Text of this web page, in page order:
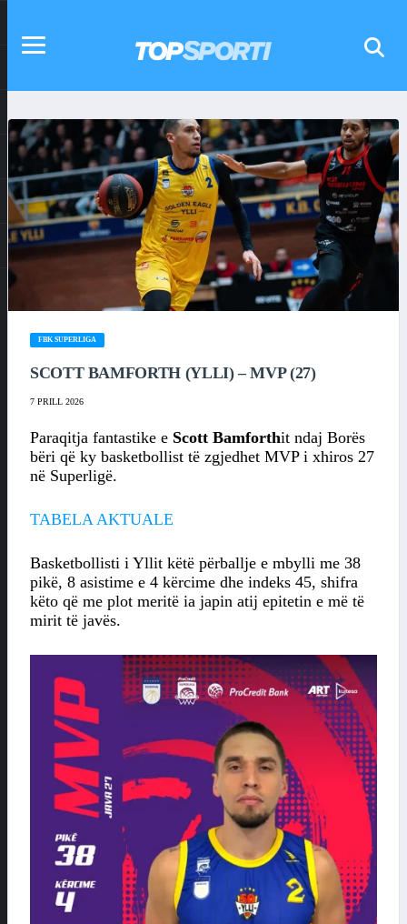
FBK SUPERLIGA
SCOTT BAMFORTH (YLLI) – MVP (27)
7 PRILL 2026
Paraqitja fantastike e Scott Bamforthit ndaj Borës
bëri që ky basketbollist të zgjedhet MVP i xhiros 27
në Superligë.
TABELA AKTUALE
Basketbollisti i Yllit këtë përballje e mbylli me 38
pikë, 8 asistime e 4 kërcime dhe indeks 45, shifra
këto që me plot meritë ia japin atij epitetin e më të
mirit të javës.